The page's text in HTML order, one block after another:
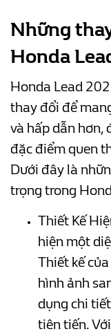
Những
Honda
Honda Lead
thay đổi để
và hấp dẫn hơn,
đặc điểm quen
Dưới đây là
trọng trong
Thiết Kế
hiện một
Thiết kế
hình ảnh
dụng chi
tiên tiến.